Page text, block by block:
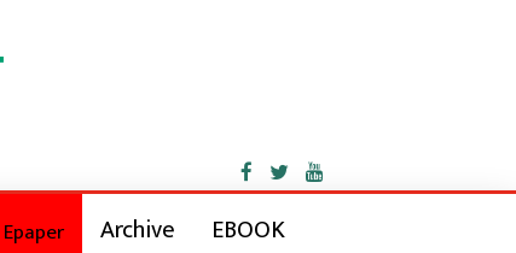
Epaper Archive EBOOK